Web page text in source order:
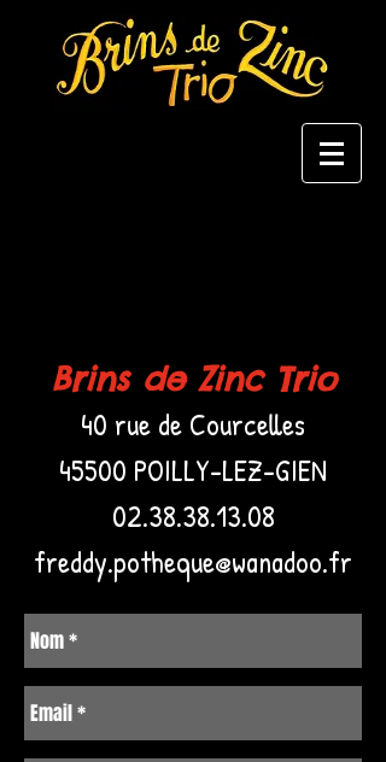
Brins de Zinc Trio
40 rue de Courcelles
45500 POILLY-LEZ-GIEN
02.38.38.13.08
freddy.potheque@wanadoo.fr